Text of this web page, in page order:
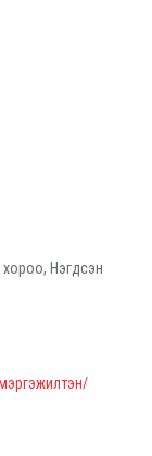
хороо, Нэгдсэн